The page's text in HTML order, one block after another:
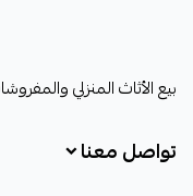
ديكورا
بيع الأثاث المنزلي
تواصل معنا